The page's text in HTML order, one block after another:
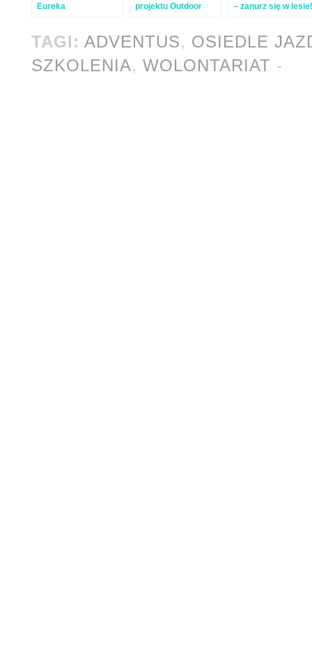
Eureka
projektu Outdoor
– zanurz się w lesie!
TAGI: ADVENTUS, OSIEDLE
SZKOLENIA, WOLONTARIAT -